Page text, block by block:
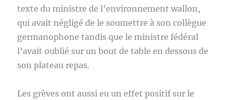
texte du ministre de l’environnement wallon,
qui avait négligé de le soumettre à son collègue
germanophone tandis que le ministre fédéral
l’avait oublié sur un bout de table en dessous de
son plateau repas.
Les grèves ont aussi eu un effet positif sur le